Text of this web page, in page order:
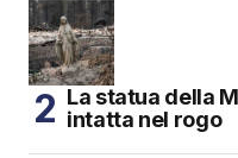
La statua della
intatta nel rogo